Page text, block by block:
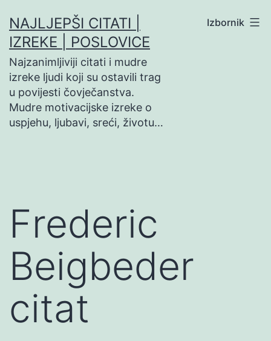
na
sadržaj
NAJLJEPŠI CITATI |
IZREKE | POSLOVICE
Najzanimljiviji citati i mudre
izreke ljudi koji su ostavili trag
u povijesti čovječanstva.
Mudre motivacijske izreke o
uspjehu, ljubavi, sreći, životu…
Izbornik
Frederic
Beigbeder
citat